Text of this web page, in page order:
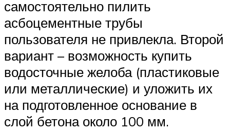
самостоятельно пилить
асбоцементные трубы
пользователя не привлекла. Второй
вариант – возможность купить
водосточные желоба (пластиковые
или металлические) и уложить их
на подготовленное основание в
слой бетона около 100 мм.